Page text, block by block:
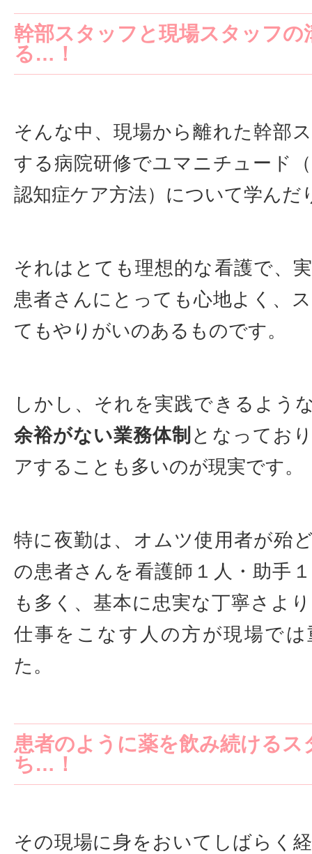
幹部スタッフと現場スタッフの
る…！
そんな中、現場から離れた幹部
する病院研修でユマニチュード
認知症ケア方法）について学んだ
それはとても理想的な看護で、
患者さんにとっても心地よく、
てもやりがいのあるものです。
しかし、それを実践できるよう
余裕がない業務体制 となってお
アすることも多いのが現実です。
特に夜勤は、オムツ使用者が殆
の患者さんを看護師１人・助手
も多く、基本に忠実な丁寧さよ
仕事をこなす人の方が現場で
た。
患者のように薬を飲み続けるス
ち…！
その現場に身をおいてしばらく